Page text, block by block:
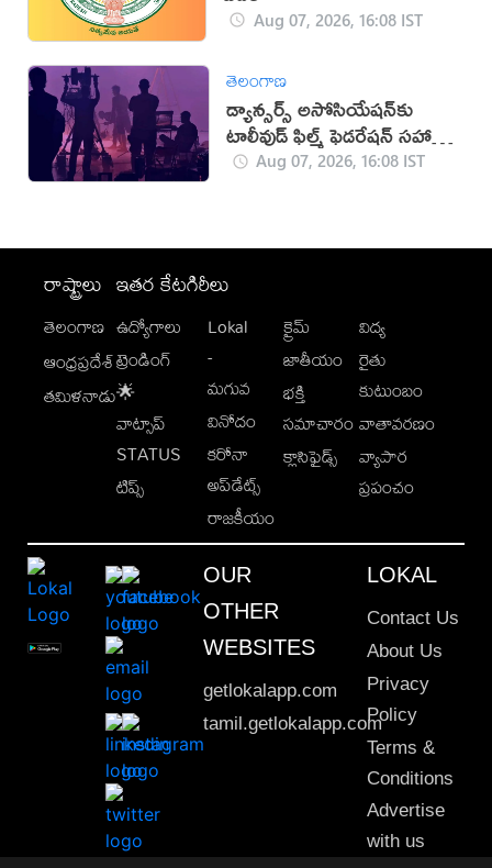
Aug 07, 2026, 16:08 IST
తెలంగాణ
డ్యాన్సర్స్ అసోసియేషన్‌కు
టాలీవుడ్ ఫిల్మ్ ఫెడరేషన్ సహాయ
నిరాకరణ
Aug 07, 2026, 16:08 IST
రాష్ట్రాలు
తెలంగాణ
ఆంధ్రప్రదేశ్
తమిళనాడు
ఇతర కేటగిరీలు
ఉద్యోగాలు
ట్రెండింగ్
🌟
వాట్సాప్
STATUS
టిప్స్
Lokal
-
మగువ
వినోదం
కరోనా
అప్‌డేట్స్
రాజకీయం
క్రైమ్
జాతీయం
భక్తి
సమాచారం
క్లాసిఫైడ్స్
విద్య
రైతు
కుటుంబం
వాతావరణం
వ్యాపార
ప్రపంచం
OUR
OTHER
WEBSITES
getlokalapp.com
tamil.getlokalapp.com
LOKAL
Contact Us
About Us
Privacy
Policy
Terms &
Conditions
Advertise
with us